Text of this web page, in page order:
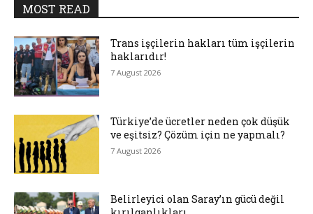
MOST READ
Trans işçilerin hakları tüm işçilerin
haklarıdır!
7 August 2026
Türkiye’de ücretler neden çok düşük
ve eşitsiz? Çözüm için ne yapmalı?
7 August 2026
Belirleyici olan Saray’ın gücü değil